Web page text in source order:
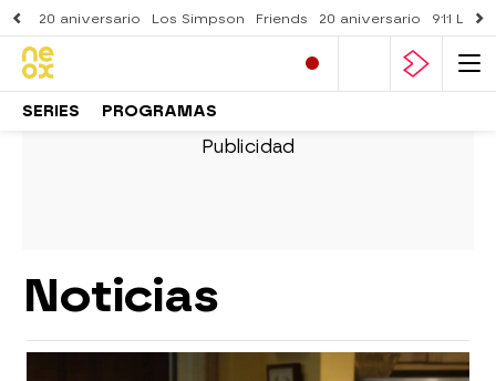
20 aniversario Los Simpson Friends 20 aniversario 911
SERIES PROGRAMAS
Noticias